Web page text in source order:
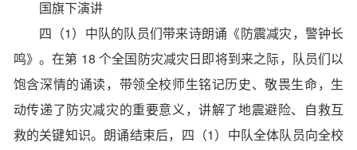
国旗下演讲
四（1）中队的队员们带来诗朗诵《防震减灾，警钟长
鸣》。在第 18 个全国防灾减灾日即将到来之际，队员们以
饱含深情的诵读，带领全校师生铭记历史、敬畏生命，生
动传递了防灾减灾的重要意义，讲解了地震避险、自救互
救的关键知识。朗诵结束后，四（1）中队全体队员向全校